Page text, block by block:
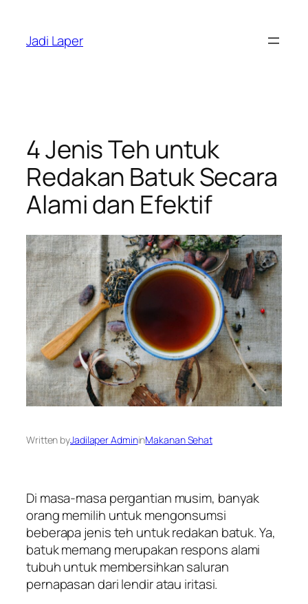
content
Jadi Laper
4 Jenis Teh untuk
Redakan Batuk Secara
Alami dan Efektif
Written byJadilaper AdmininMakanan Sehat
Di masa-masa pergantian musim, banyak
orang memilih untuk mengonsumsi
beberapa jenis teh untuk redakan batuk. Ya,
batuk memang merupakan respons alami
tubuh untuk membersihkan saluran
pernapasan dari lendir atau iritasi.